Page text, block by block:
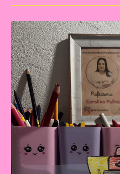
O
Pais
|
Dia
Dos
Pais:
Celebrando
Importância
Da
Figura
Paterna